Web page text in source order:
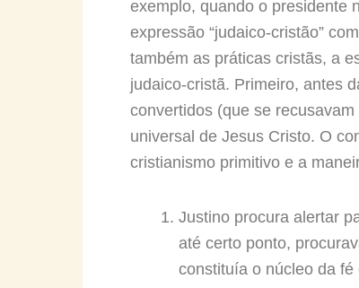
exemplo, quando o presidente
expressão “judaico-cristão”
também as práticas cristãs, a
judaico-cristã. Primeiro, antes
convertidos (que se
universal de Jesus Cristo. O
cristianismo primitivo e a
Justino procura alertar
até certo ponto,
constituía o núcleo da